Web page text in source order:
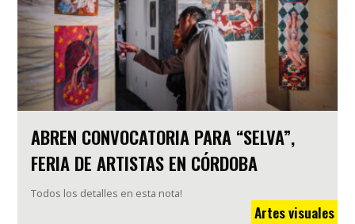
ABREN CONVOCATORIA PARA “SELVA”,
FERIA DE ARTISTAS EN CÓRDOBA
Todos los detalles en esta nota!
Artes visuales